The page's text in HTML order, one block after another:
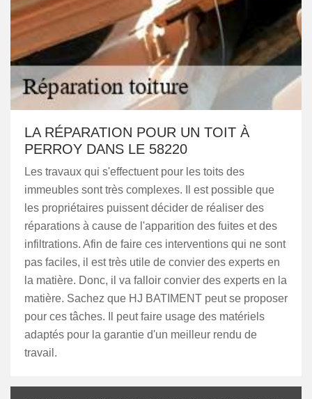
LA RÉPARATION POUR UN TOIT À
PERROY DANS LE 58220
Les travaux qui s'effectuent pour les toits des
immeubles sont très complexes. Il est possible que
les propriétaires puissent décider de réaliser des
réparations à cause de l'apparition des fuites et des
infiltrations. Afin de faire ces interventions qui ne sont
pas faciles, il est très utile de convier des experts en
la matière. Donc, il va falloir convier des experts en la
matière. Sachez que HJ BATIMENT peut se proposer
pour ces tâches. Il peut faire usage des matériels
adaptés pour la garantie d'un meilleur rendu de
travail.